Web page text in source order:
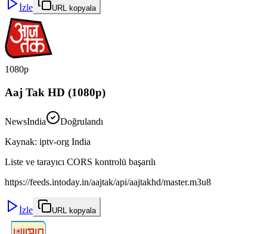
İzle URL kopyala
1080p
Aaj Tak HD (1080p)
NewsIndia
Doğrulandı
Kaynak: iptv-org India
Liste ve tarayıcı CORS kontrolü başarılı
https://feeds.intoday.in/aajtak/api/aajtakhd/master.m3u8
İzle URL kopyala